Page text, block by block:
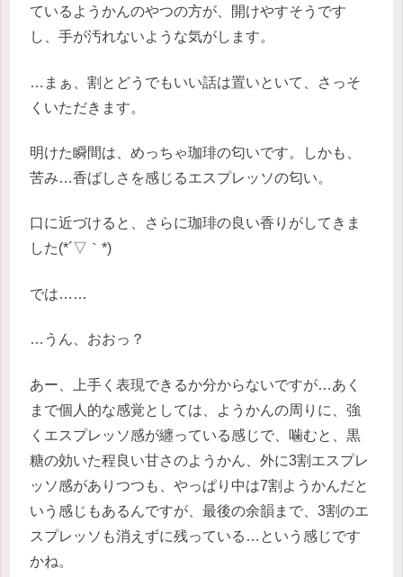
ているようかんのやつの方が、開けやすそうです
し、手が汚れないような気がします。
…まぁ、割とどうでもいい話は置いといて、さっそ
くいただきます。
明けた瞬間は、めっちゃ珈琲の匂いです。しかも、
苦み…香ばしさを感じるエスプレッソの匂い。
口に近づけると、さらに珈琲の良い香りがしてきま
した(*´▽｀*)
では……
…うん、おおっ？
あー、上手く表現できるか分からないですが…あく
まで個人的な感覚としては、ようかんの周りに、強
くエスプレッソ感が纏っている感じで、噛むと、黒
糖の効いた程良い甘さのようかん、 外に3割エスプレ
ッソ感がありつつも、やっぱり中は7割ようかんだと
いう感じもあるんですが、最後の余韻まで、3割のエ
スプレッソも消えずに残っている…という感じです
かね。